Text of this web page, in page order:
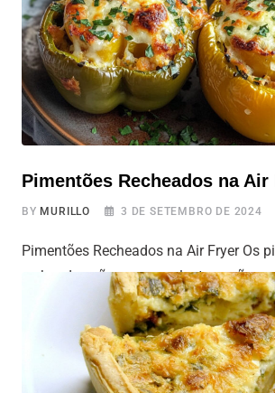
Pimentões Recheados na Air
BY MURILLO 3 DE SETEMBRO DE 2024
Pimentões Recheados na Air Fryer Os
recheados são uma excelente opção
uma refeição saborosa, nutritiva e
Este prato é versátil e pode ser
paladares, incluindo versões
utilizar a air fryer para o preparo